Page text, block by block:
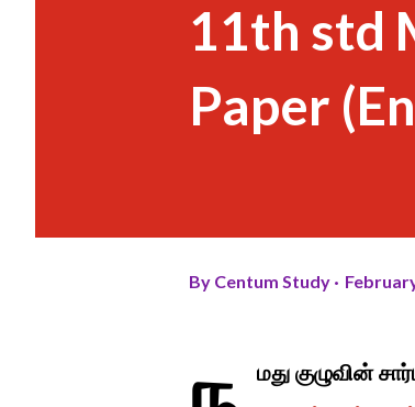
11th std
Paper
By Centum Study
மது குழுவின்